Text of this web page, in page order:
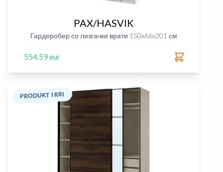
PAX/HASVIK
Гардеробер со лизгачки врати 150x66x201 см
554.59 eur
PRODUKT I RRI